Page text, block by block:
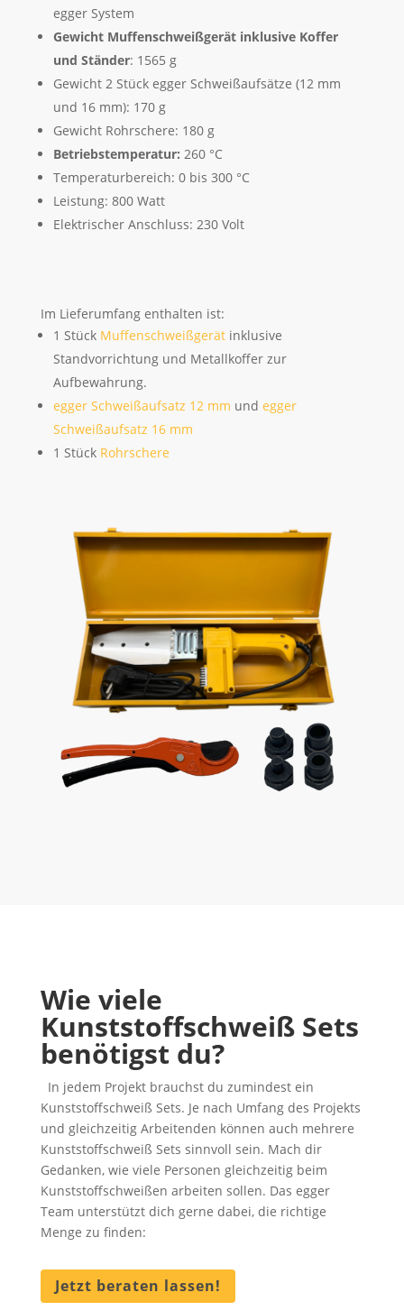
egger System
Gewicht Muffenschweißgerät inklusive Koffer
und Ständer: 1565 g
Gewicht 2 Stück egger Schweißaufsätze (12 mm
und 16 mm): 170 g
Gewicht Rohrschere: 180 g
Betriebstemperatur: 260 °C
Temperaturbereich: 0 bis 300 °C
Leistung: 800 Watt
Elektrischer Anschluss: 230 Volt
Im Lieferumfang enthalten ist:
1 Stück Muffenschweißgerätinklusive
Standvorrichtung und Metallkoffer zur
Aufbewahrung.
egger Schweißaufsatz 12 mm und egger
Schweißaufsatz 16 mm
1 Stück Rohrschere
Wie viele
Kunststoffschweiß Sets
benötigst du?
In jedem Projekt brauchst du zumindest ein
Kunststoffschweiß Sets. Je nach Umfang des Projekts
und gleichzeitig Arbeitenden können auch mehrere
Kunststoffschweiß Sets sinnvoll sein. Mach dir
Gedanken, wie viele Personen gleichzeitig beim
Kunststoffschweißen arbeiten sollen. Das egger
Team unterstützt dich gerne dabei, die richtige
Menge zu finden:
Jetzt beraten lassen!